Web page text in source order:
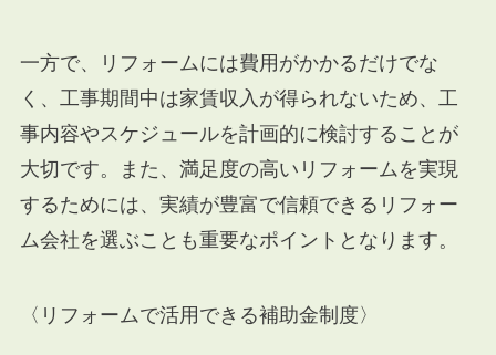
一方で、リフォームには費用がかかるだけでな
く、工事期間中は家賃収入が得られないため、工
事内容やスケジュールを計画的に検討することが
大切です。また、満足度の高いリフォームを実現
するためには、実績が豊富で信頼できるリフォー
ム会社を選ぶことも重要なポイントとなります。
〈リフォームで活用できる補助金制度〉